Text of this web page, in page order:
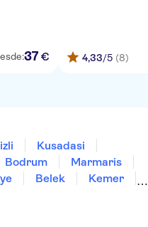
37 € 4,33/5 (8)
Kusadasi
Bodrum
Marmaris
Belek
Kemer